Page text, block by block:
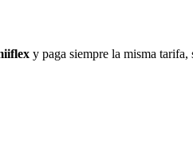
y paga siempre la misma